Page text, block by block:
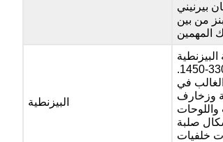
بيرنيني
من بين
البيزنطية
ومقاطعاتها، حوالي 330-1450.
في
وزخارف
صلبة
خلفيات